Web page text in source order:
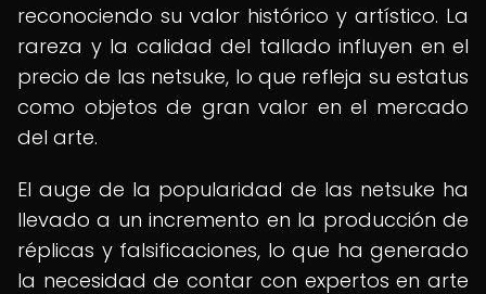
reconociendo su valor histórico y artístico. La
rareza y la calidad del tallado influyen en el
precio de las netsuke, lo que refleja su estatus
como objetos de gran valor en el mercado
del arte.
El auge de la popularidad de las netsuke ha
llevado a un incremento en la producción de
réplicas y falsificaciones, lo que ha generado
la necesidad de contar con expertos en arte